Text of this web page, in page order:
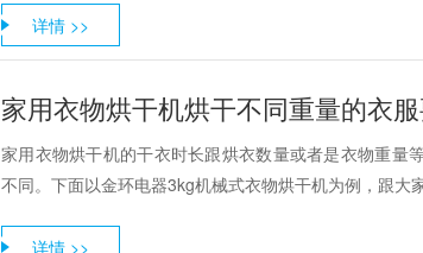
详情 >>
家用衣物烘干机烘干不同重量的衣
家用衣物烘干机的干衣时长跟烘衣数量或者是衣物重量
不同。下面以金环电器3kg机械式衣物烘干机为例，跟大
详情 >>